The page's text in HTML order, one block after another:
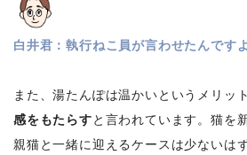
白井君：執行ねこ員が言わせたんです
また、湯たんぽは温かいというメリッ
感をもたらすと言われています。猫を
親猫と一緒に迎えるケースは少ないは